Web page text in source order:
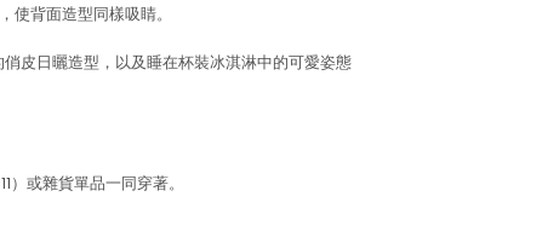
背面造型同樣吸睛。
皮日曬造型，以及睡在杯裝冰淇淋中的可愛姿態
）或雜貨單品一同穿著。